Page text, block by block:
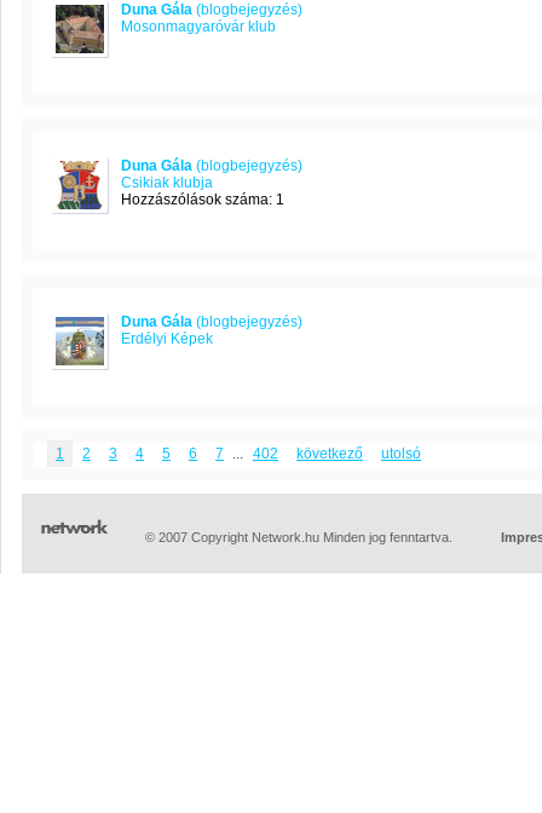
Duna Gála (blogbejegyzés)
Mosonmagyaróvár klub
Duna Gála (blogbejegyzés)
Csikiak klubja
Hozzászólások száma: 1
Duna Gála (blogbejegyzés)
Erdélyi Képek
1 2 3 4 5 6 7 ... 402 következő utolsó
© 2007 Copyright Network.hu Minden jog fenntartva.